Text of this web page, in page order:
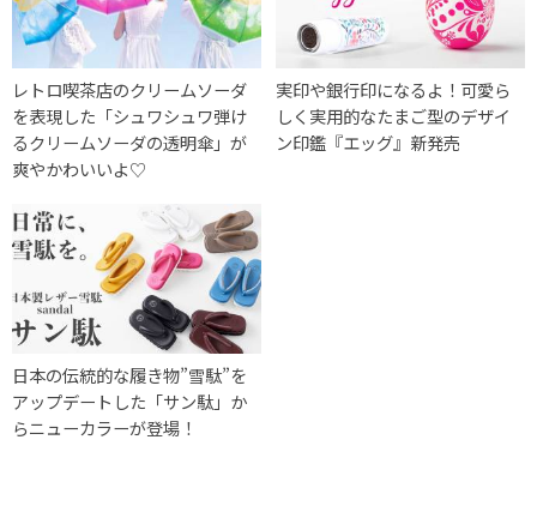
レトロ喫茶店のクリームソーダ
を表現した「シュワシュワ弾け
るクリームソーダの透明傘」が
爽やかわいいよ♡
実印や銀行印になるよ！可愛ら
しく実用的なたまご型のデザイ
ン印鑑『エッグ』新発売
日本の伝統的な履き物”雪駄”を
アップデートした「サン駄」か
らニューカラーが登場！